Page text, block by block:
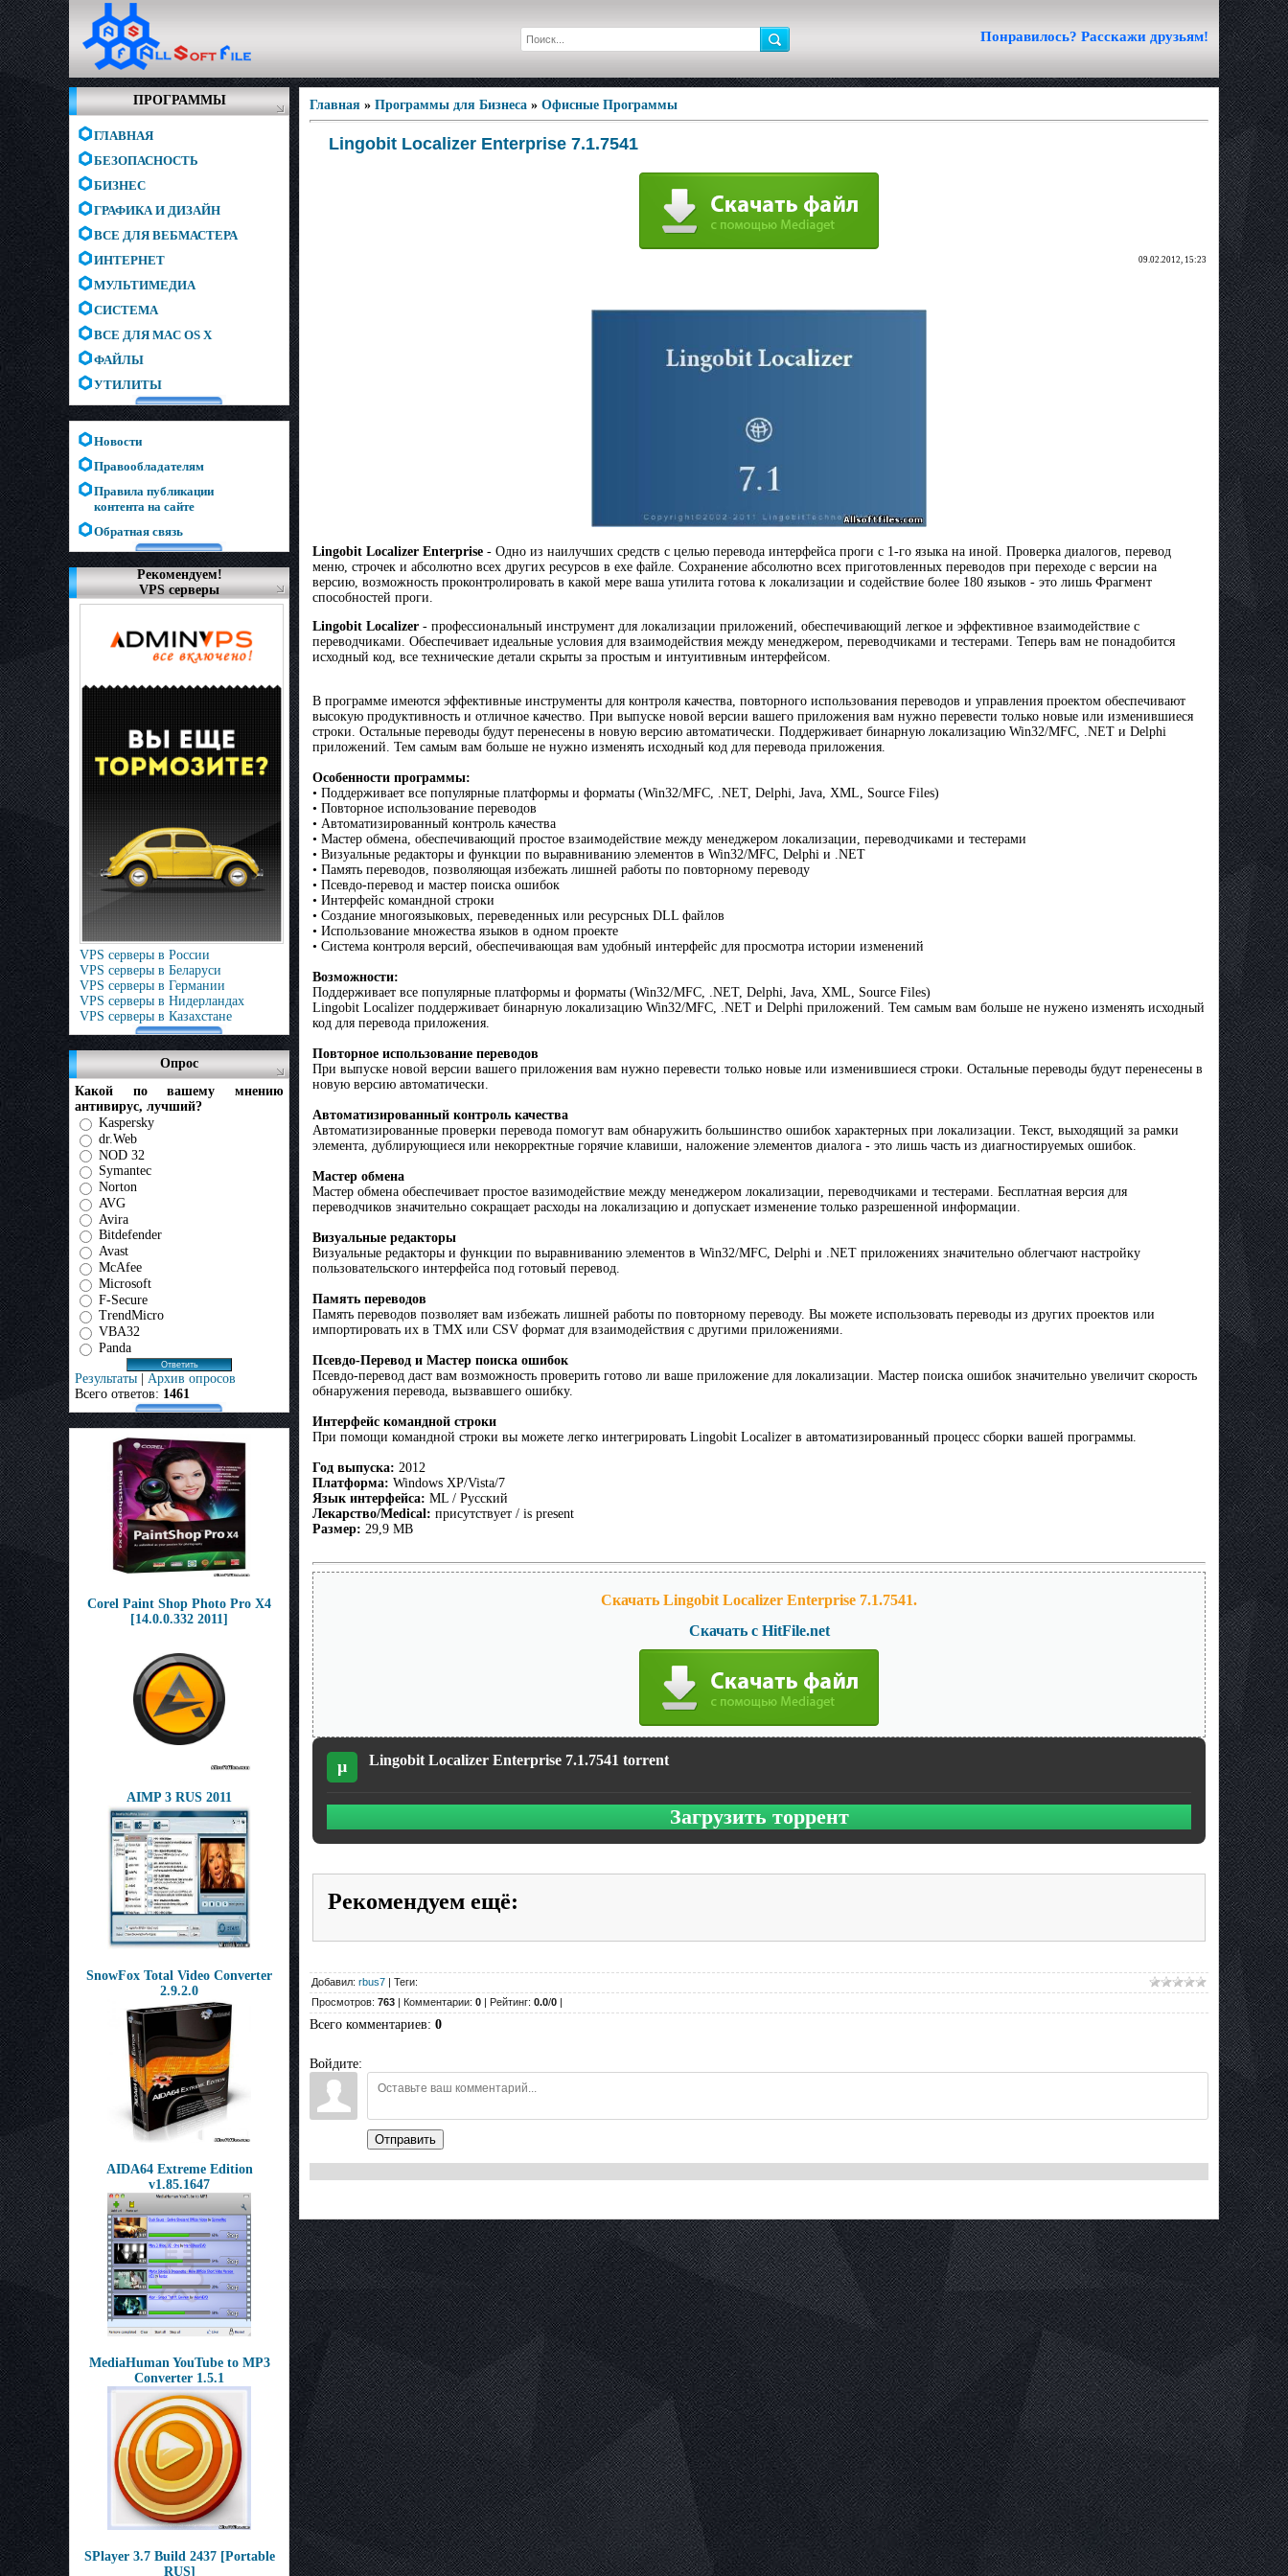
Понравилось? Расскажи друзьям!
ПРОГРАММЫ
ГЛАВНАЯ
БЕЗОПАСНОСТЬ
БИЗНЕС
ГРАФИКА И ДИЗАЙН
ВСЕ ДЛЯ ВЕБМАСТЕРА
ИНТЕРНЕТ
МУЛЬТИМЕДИА
СИСТЕМА
ВСЕ ДЛЯ MAC OS X
ФАЙЛЫ
УТИЛИТЫ
Новости
Правообладателям
Правила публикации
контента на сайте
Обратная связь
Рекомендуем!
VPS серверы
VPS серверы в России
VPS серверы в Беларуси
VPS серверы в Германии
VPS серверы в Нидерландах
VPS серверы в Казахстане
Опрос
Какой по вашему мнению
антивирус, лучший?
Kaspersky
dr.Web
NOD 32
Symantec
Norton
AVG
Avira
Bitdefender
Avast
McAfee
Microsoft
F-Secure
TrendMicro
VBA32
Panda
Результаты | Архив опросов
Всего ответов: 1461
Corel Paint Shop Photo Pro X4
[14.0.0.332 2011]
AIMP 3 RUS 2011
SnowFox Total Video Converter
2.9.2.0
AIDA64 Extreme Edition
v1.85.1647
MediaHuman YouTube to MP3
Converter 1.5.1
SPlayer 3.7 Build 2437 [Portable
RUS]
Главная » Программы для Бизнеса » Офисные Программы
Lingobit Localizer Enterprise 7.1.7541
09.02.2012, 15:23
Lingobit Localizer Enterprise - Одно из наилучших средств с целью перевода интерфейса проги с 1-го языка на иной. Проверка диалогов, перевод
меню, строчек и абсолютно всех других ресурсов в exe файле. Сохранение абсолютно всех приготовленных переводов при переходе с версии на
версию, возможность проконтролировать в какой мере ваша утилита готова к локализации и содействие более 180 языков - это лишь Фрагмент
способностей проги.
Lingobit Localizer - профессиональный инструмент для локализации приложений, обеспечивающий легкое и эффективное взаимодействие с
переводчиками. Обеспечивает идеальные условия для взаимодействия между менеджером, переводчиками и тестерами. Теперь вам не понадобится
исходный код, все технические детали скрыты за простым и интуитивным интерфейсом.
В программе имеются эффективные инструменты для контроля качества, повторного использования переводов и управления проектом обеспечивают
высокую продуктивность и отличное качество. При выпуске новой версии вашего приложения вам нужно перевести только новые или изменившиеся
строки. Остальные переводы будут перенесены в новую версию автоматически. Поддерживает бинарную локализацию Win32/MFC, .NET и Delphi
приложений. Тем самым вам больше не нужно изменять исходный код для перевода приложения.
Особенности программы:
• Поддерживает все популярные платформы и форматы (Win32/MFC, .NET, Delphi, Java, XML, Source Files)
• Повторное использование переводов
• Автоматизированный контроль качества
• Мастер обмена, обеспечивающий простое взаимодействие между менеджером локализации, переводчиками и тестерами
• Визуальные редакторы и функции по выравниванию элементов в Win32/MFC, Delphi и .NET
• Память переводов, позволяющая избежать лишней работы по повторному переводу
• Псевдо-перевод и мастер поиска ошибок
• Интерфейс командной строки
• Создание многоязыковых, переведенных или ресурсных DLL файлов
• Использование множества языков в одном проекте
• Система контроля версий, обеспечивающая вам удобный интерфейс для просмотра истории изменений
Возможности:
Поддерживает все популярные платформы и форматы (Win32/MFC, .NET, Delphi, Java, XML, Source Files)
Lingobit Localizer поддерживает бинарную локализацию Win32/MFC, .NET и Delphi приложений. Тем самым вам больше не нужено изменять исходный
код для перевода приложения.
Повторное использование переводов
При выпуске новой версии вашего приложения вам нужно перевести только новые или изменившиеся строки. Остальные переводы будут перенесены в
новую версию автоматически.
Автоматизированный контроль качества
Автоматизированные проверки перевода помогут вам обнаружить большинство ошибок характерных при локализации. Текст, выходящий за рамки
элемента, дублирующиеся или некорректные горячие клавиши, наложение элементов диалога - это лишь часть из диагностируемых ошибок.
Мастер обмена
Мастер обмена обеспечивает простое вазимодействие между менеджером локализации, переводчиками и тестерами. Бесплатная версия для
переводчиков значительно сокращает расходы на локализацию и допускает изменение только разрешенной информации.
Визуальные редакторы
Визуальные редакторы и функции по выравниванию элементов в Win32/MFC, Delphi и .NET приложениях значительно облегчают настройку
пользовательского интерфейса под готовый перевод.
Память переводов
Память переводов позволяет вам избежать лишней работы по повторному переводу. Вы можете использовать переводы из других проектов или
импортировать их в TMX или CSV формат для взаимодействия с другими приложениями.
Псевдо-Перевод и Мастер поиска ошибок
Псевдо-перевод даст вам возможность проверить готово ли ваше приложение для локализации. Мастер поиска ошибок значительно увеличит скорость
обнаружения перевода, вызвавшего ошибку.
Интерфейс командной строки
При помощи командной строки вы можете легко интегрировать Lingobit Localizer в автоматизированный процесс сборки вашей программы.
Год выпуска: 2012
Платформа: Windows XP/Vista/7
Язык интерфейса: ML / Русский
Лекарство/Medical: присутствует / is present
Размер: 29,9 MB
Скачать Lingobit Localizer Enterprise 7.1.7541.
Скачать с HitFile.net
µ Lingobit Localizer Enterprise 7.1.7541 torrent
Загрузить торрент
Рекомендуем ещё:
Добавил: rbus7 | Теги:
Просмотров: 763 | Комментарии: 0 | Рейтинг: 0.0/0 |
Всего комментариев: 0
Войдите:
Отправить